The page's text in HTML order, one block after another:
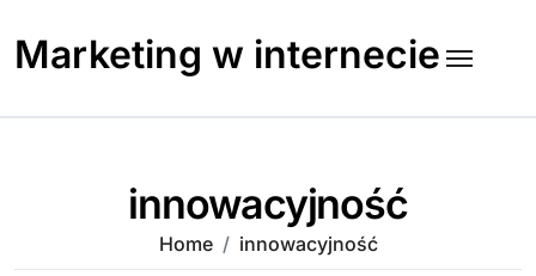
content
Marketing w internecie
innowacyjność
Home innowacyjność